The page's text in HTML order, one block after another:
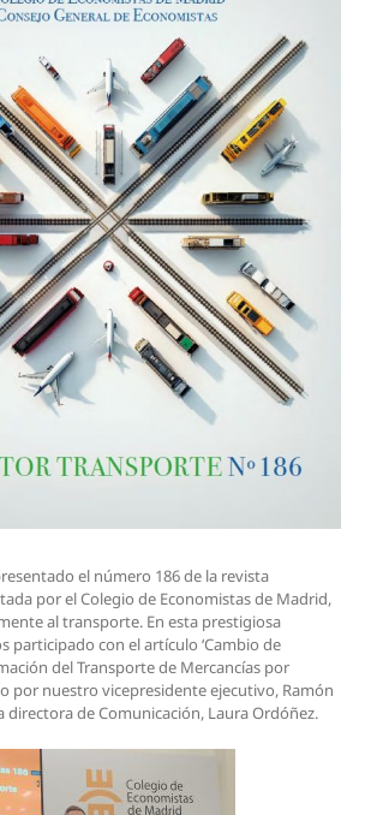
el número 186 de la revista
por el Colegio de Economistas de Madrid,
al transporte. En esta prestigiosa
participado con el artículo ‘Cambio de
del Transporte de Mercancías por
por nuestro vicepresidente ejecutivo, Ramón
directora de Comunicación, Laura Ordóñez.